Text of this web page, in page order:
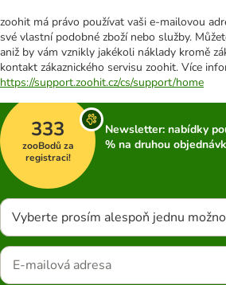
zoohit má právo používat vaši e-mailovou
své vlastní podobné zboží nebo služby.
aniž by vám vznikly jakékoli náklady kromě
kontakt zákaznického servisu zoohit. Více
https://support.zoohit.cz/cs/support/home
333
zooBodů za
registraci!
Newsletter: nabídky
% na druhou
Vyberte prosím alespoň jednu